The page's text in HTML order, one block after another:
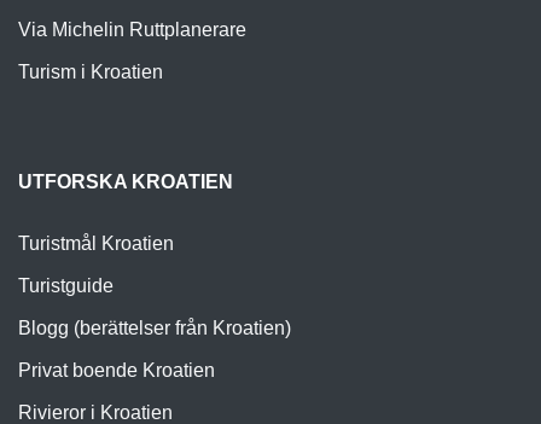
Via Michelin Ruttplanerare
Turism i Kroatien
UTFORSKA KROATIEN
Turistmål Kroatien
Turistguide
Blogg (berättelser från Kroatien)
Privat boende Kroatien
Rivieror i Kroatien